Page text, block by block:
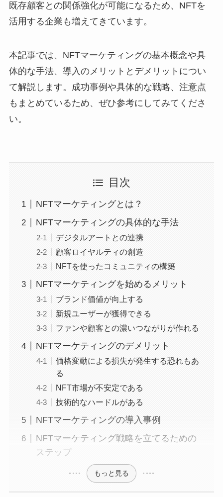
既存顧客との関係強化が可能になるため、NFTを
活用する企業も増えてきています。
本記事では、NFTマーケティングの基本概念や具
体的な手法、導入のメリットとデメリットについ
て解説します。成功事例や具体的な戦略、注意点
もまとめているため、ぜひ参考にしてみてくださ
い。
目次
NFTマーケティングとは？
NFTマーケティングの具体的な手法
デジタルアートとの連携
顧客ロイヤルティの創造
NFTを使ったコミュニティの構築
NFTマーケティングを始めるメリット
ブランド価値が向上する
新規ユーザーが獲得できる
ファンや顧客との濃いつながりが作れる
NFTマーケティングのデメリット
価格変動による損失が発生する恐れもあ
る
NFT市場が不安定である
技術的なハードルがある
NFTマーケティングの導入事例
NFTマーケティング戦略を立てるための
ステップ
もっと見る